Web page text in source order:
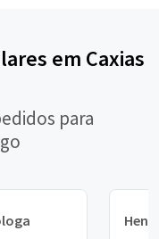
em Caxias
para